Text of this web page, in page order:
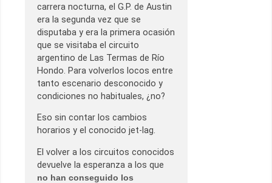
carrera nocturna, el G.P. de Austin
era la segunda vez que se
disputaba y era la primera ocasión
que se visitaba el circuito
argentino de Las Termas de Río
Hondo. Para volverlos locos entre
tanto escenario desconocido y
condiciones no habituales, ¿no?
Eso sin contar los cambios
horarios y el conocido jet-lag.
El volver a los circuitos conocidos
devuelve la esperanza a los que
no han conseguido los